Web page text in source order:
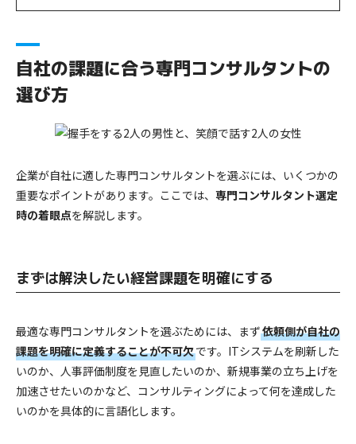
自社の課題に合う専門コンサルタントの
選び方
企業が自社に適した専門コンサルタントを選ぶには、いくつかの
重要なポイントがあります。ここでは、 専門コンサルタント選定
時の着眼点を解説します。
まずは解決したい経営課題を明確にする
最適な専門コンサルタントを選ぶためには、まず依頼側が自社の
課題を明確に定義することが不可欠です。ITシステムを刷新した
いのか、人事評価制度を見直したいのか、新規事業の立ち上げを
加速させたいのかなど、コンサルティングによって何を達成した
いのかを具体的に言語化します。